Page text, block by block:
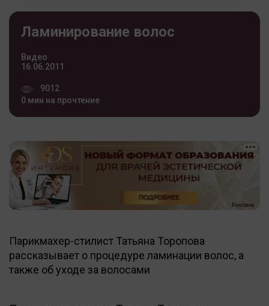
Ламинирование волос
Видео
16.06.2011
9012
0 мин на прочтение
Парикмахер-стилист Татьяна Торопова
рассказывает о процедуре ламинации волос, а
также об уходе за волосами